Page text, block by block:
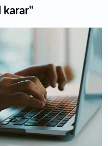
karar"